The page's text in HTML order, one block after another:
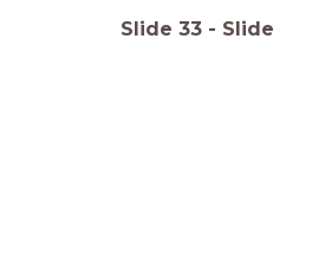
Slide 33 - Slide